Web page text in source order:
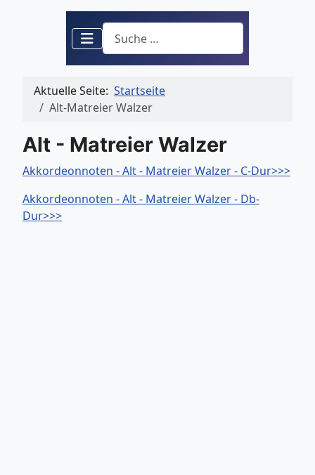
Suchen
Aktuelle Seite: Startseite
Alt-Matreier Walzer
Alt - Matreier Walzer
Akkordeonnoten - Alt - Matreier Walzer - C-Dur>>>
Akkordeonnoten - Alt - Matreier Walzer - Db-
Dur>>>